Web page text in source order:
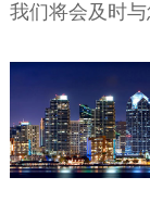
我们将会及时与